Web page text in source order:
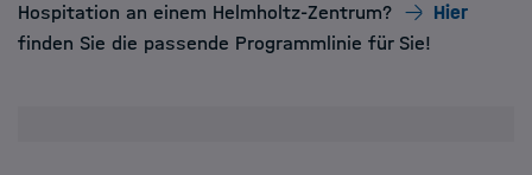
Hospitation an einem Helmholtz-Zentrum?
Hier
finden Sie die passende Programmlinie für Sie!